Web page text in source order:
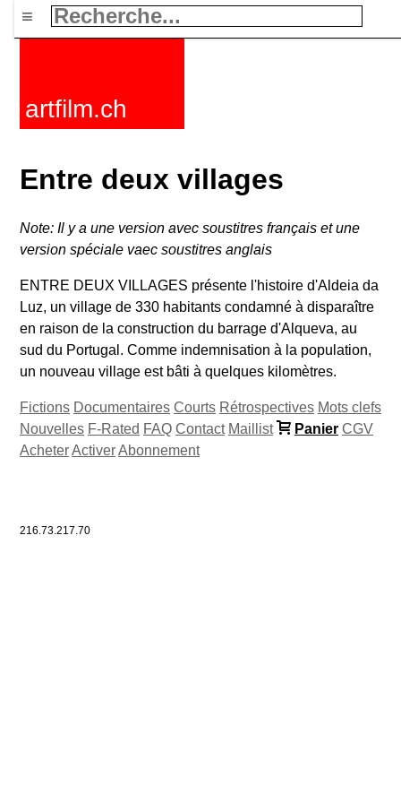
≡
artfilm.ch
Entre deux villages
Note: Il y a une version avec soustitres français et une
version spéciale vaec soustitres anglais
ENTRE DEUX VILLAGES présente l'histoire d'Aldeia da
Luz, un village de 330 habitants condamné à disparaître
en raison de la construction du barrage d'Alqueva, au
sud du Portugal. Comme indemnisation à la population,
un nouveau village est bâti à quelques kilomètres.
Fictions Documentaires Courts Rétrospectives Mots clefs
Nouvelles F-Rated FAQ Contact Maillist Panier CGV
AcheterActiverAbonnement
216.73.217.70